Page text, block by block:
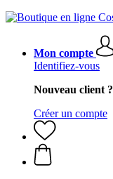
Mon compte
Identifiez-vous
Nouveau client ?
Créer un compte